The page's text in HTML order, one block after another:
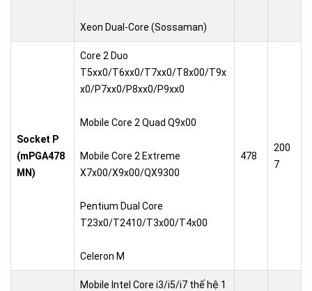
Xeon Dual-Core (Sossaman)
Socket P
(mPGA478
MN)
Core 2 Duo
T5xx0/T6xx0/T7xx0/T8x00/T9x
x0/P7xx0/P8xx0/P9xx0
Mobile Core 2 Quad Q9x00
Mobile Core 2 Extreme
X7x00/X9x00/QX9300
Pentium Dual Core
T23x0/T2410/T3x00/T4x00
Celeron M
478
200
7
Mobile Intel Core i3/i5/i7 thế hệ 1